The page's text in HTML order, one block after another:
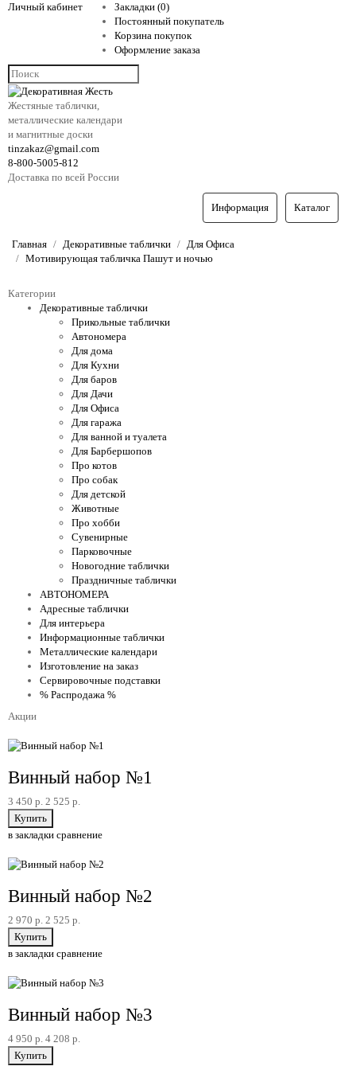
Личный кабинет
Закладки (0)
Постоянный покупатель
Корзина покупок
Оформление заказа
Жестяные таблички,
металлические календари
и магнитные доски
tinzakaz@gmail.com
8-800-5005-812
Доставка по всей России
Каталог
Информация
Главная Декоративные таблички
Для Офиса
Мотивирующая табличка Пашут и ночью
Категории
Декоративные таблички
Прикольные таблички
Автономера
Для дома
Для Кухни
Для баров
Для Дачи
Для Офиса
Для гаража
Для ванной и туалета
Для Барбершопов
Про котов
Про собак
Для детской
Животные
Про хобби
Сувенирные
Парковочные
Новогодние таблички
Праздничные таблички
АВТОНОМЕРА
Адресные таблички
Для интерьера
Информационные таблички
Металлические календари
Изготовление на заказ
Сервировочные подставки
% Распродажа %
Акции
Винный набор №1
3 450 р. 2 525 р.
в закладки сравнение
Винный набор №2
2 970 р. 2 525 р.
в закладки сравнение
Винный набор №3
4 950 р. 4 208 р.